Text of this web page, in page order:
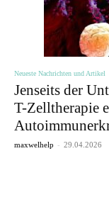
Neueste Nachrichten und Artikel
Jenseits der
T-Zelltherapie
maxwelhelp - 29.04.2026